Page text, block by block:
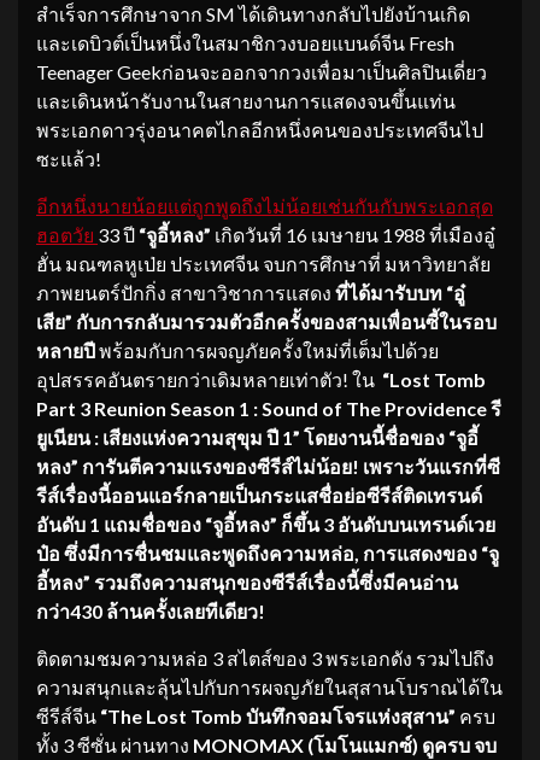
สำเร็จการศึกษาจาก SM ได้เดินทางกลับไปยังบ้านเกิด
และเดบิวต์เป็นหนึ่งในสมาชิกวงบอยแบนด์จีน Fresh
Teenager Geekก่อนจะออกจากวงเพื่อมาเป็นศิลปินเดี่ยว
และเดินหน้ารับงานในสายงานการแสดงจนขึ้นแท่น
พระเอกดาวรุ่งอนาคตไกลอีกหนึ่งคนของประเทศจีนไป
ซะแล้ว!
อีกหนึ่งนายน้อยแต่ถูกพูดถึงไม่น้อยเช่นกันกับพระเอกสุด
ฮอตวัย 33 ปี “จูอี้หลง” เกิดวันที่ 16 เมษายน 1988 ที่เมืองอู๋
ฮั่น มณฑลหูเป่ย ประเทศจีน จบการศึกษาที่ มหาวิทยาลัย
ภาพยนตร์ปักกิ่ง สาขาวิชาการแสดง ที่ได้มารับบท “อู๋
เสีย” กับการกลับมารวมตัวอีกครั้งของสามเพื่อนซี้ในรอบ
หลายปีพร้อมกับการผจญภัยครั้งใหม่ที่เต็มไปด้วย
อุปสรรคอันตรายกว่าเดิมหลายเท่าตัว! ใน “Lost Tomb
Part 3 Reunion Season 1 : Sound of The Providenceรี
ยูเนียน : เสียงแห่งความสุขุม ปี 1” โดยงานนี้ชื่อของ “จูอี้
หลง” การันตีความแรงของซีรีส์ไม่น้อย! เพราะวันแรกที่ซี
รีส์เรื่องนี้ออนแอร์กลายเป็นกระแสชื่อย่อซีรีส์ติดเทรนด์
อันดับ 1 แถมชื่อของ “จูอี้หลง” ก็ขึ้น3 อันดับบนเทรนด์เวย
ป๋อ ซึ่งมีการชื่นชมและพูดถึงความหล่อ, การแสดงของ “จู
อี้หลง” รวมถึงความสนุกของซีรีส์เรื่องนี้ซึ่งมีคนอ่าน
กว่า430 ล้านครั้งเลยทีเดียว!
ติดตามชมความหล่อ 3 สไตส์ของ 3 พระเอกดัง รวมไปถึง
ความสนุกและลุ้นไปกับการผจญภัยในสุสานโบราณได้ใน
ซีรีส์จีน “The Lost Tomb บันทึกจอมโจรแห่งสุสาน” ครบ
ทั้ง 3 ซีซั่น ผ่านทาง MONOMAX (โมโนแมกซ์) ดูครบ จบ